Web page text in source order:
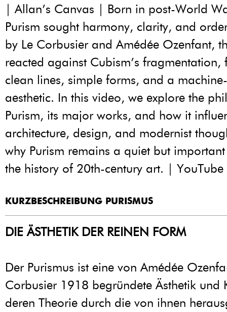
| Allan’s Canvas | Born in post-World
Purism sought harmony, clarity, and
by Le Corbusier and Amédée Ozenfant,
reacted against Cubism’s fragmentation,
clean lines, simple forms, and a
aesthetic. In this video, we explore the
Purism, its major works, and how it
architecture, design, and modernist
why Purism remains a quiet but
the history of 20th-century art. | YouTube
KURZBESCHREIBUNG PURISMUS
DIE ÄSTHETIK DER REINEN FORM
Der Purismus ist eine von Amédée
Corbusier 1918 begründete Ästhetik und
deren Theorie durch die von ihnen